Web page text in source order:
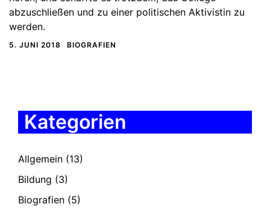
abzuschließen und zu einer politischen Aktivistin zu
werden.
5. JUNI 2018 BIOGRAFIEN
Kategorien
Allgemein (13)
Bildung (3)
Biografien (5)